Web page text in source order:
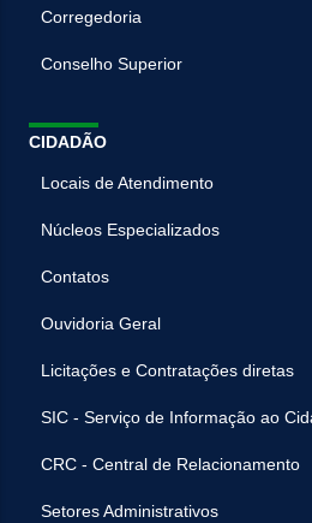
Corregedoria
Conselho Superior
CIDADÃO
Locais de Atendimento
Núcleos Especializados
Contatos
Ouvidoria Geral
Licitações e Contratações diretas
SIC - Serviço de Informação ao
CRC - Central de Relacionamento
Setores Administrativos